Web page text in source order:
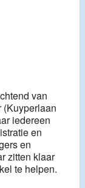
van
(Kuyperlaan
iedereen
en
en
zitten klaar
te helpen.